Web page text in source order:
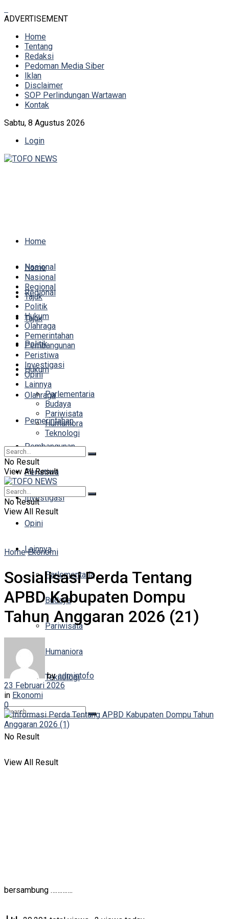
ADVERTISEMENT
Home
Tentang
Redaksi
Pedoman Media Siber
Iklan
Disclaimer
SOP Perlindungan Wartawan
Kontak
Sabtu, 8 Agustus 2026
Login
Home
Nasional
Regional
Tajuk
Politik
Hukum
Olahraga
Pemerintahan
Pembangunan
Peristiwa
Investigasi
Opini
Lainnya
Parlementaria
Budaya
Pariwisata
Humaniora
Teknologi
No Result
View All Result
Home
Nasional
Regional
Tajuk
Politik
Hukum
Olahraga
Pemerintahan
Pembangunan
Peristiwa
Investigasi
Opini
Lainnya
Parlementaria
Budaya
Pariwisata
Humaniora
Teknologi
No Result
View All Result
No Result
View All Result
Home Ekonomi
Sosialisasi Perda Tentang
APBD Kabupaten Dompu
Tahun Anggaran 2026 (21)
by admintofo
23 Februari 2026
in Ekonomi
0
bersambung ………….